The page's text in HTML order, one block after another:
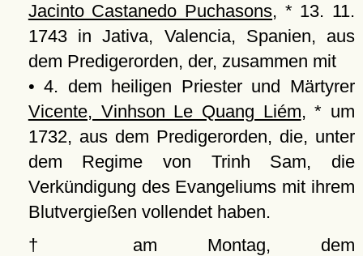
Jacinto Castanedo Puchasons, * 13. 11.
1743 in Jativa, Valencia, Spanien, aus
dem Predigerorden, der, zusammen mit
• 4. dem heiligen Priester und Märtyrer
Vicente, Vinhson Le Quang Liém, * um
1732, aus dem Predigerorden, die, unter
dem Regime von Trinh Sam, die
Verkündigung des Evangeliums mit ihrem
Blutvergießen vollendet haben.
† am Montag, dem